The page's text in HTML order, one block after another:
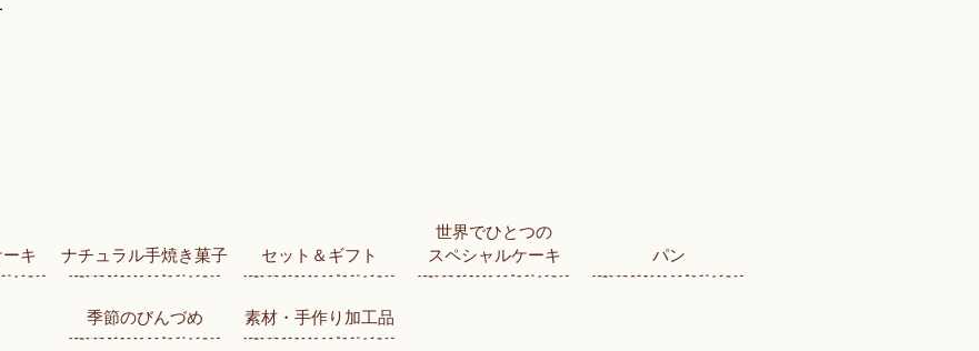
キ ナチュラル手焼き菓子 セット＆ギフト
世界でひとつの
スペシャルケーキ
パン
季節のびんづめ 素材・手作り加工品